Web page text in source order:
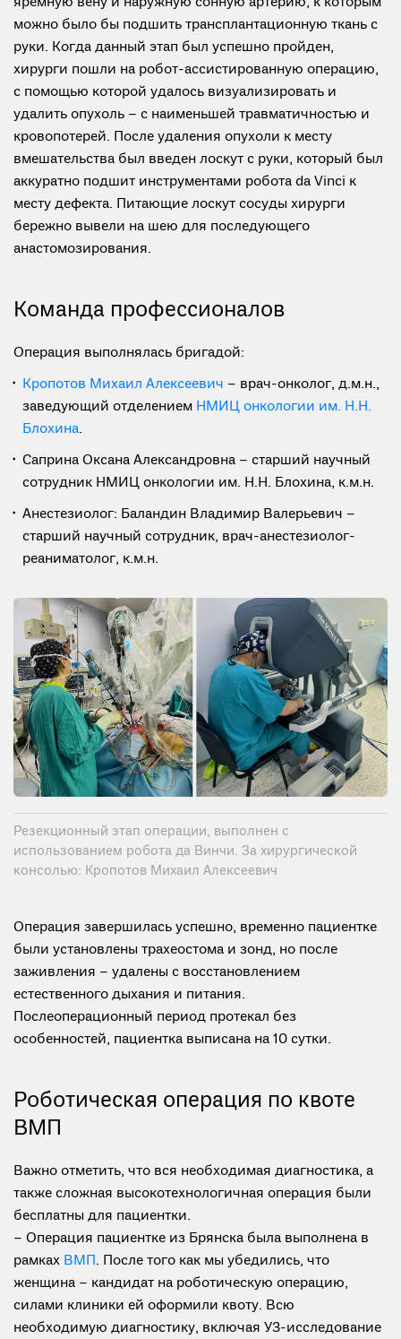
можно было бы подшить трансплантационную ткань с
руки. Когда данный этап был успешно пройден,
хирурги пошли на робот-ассистированную операцию,
с помощью которой удалось визуализировать и
удалить опухоль – с наименьшей травматичностью и
кровопотерей. После удаления опухоли к месту
вмешательства был введен лоскут с руки, который был
аккуратно подшит инструментами робота da Vinci к
месту дефекта. Питающие лоскут сосуды хирурги
бережно вывели на шею для последующего
анастомозирования.
Команда профессионалов
Операция выполнялась бригадой:
Кропотов Михаил Алексеевич – врач-онколог, д.м.н.,
заведующий отделением НМИЦ онкологии им. Н.Н.
Блохина.
Саприна Оксана Александровна – старший научный
сотрудник НМИЦ онкологии им. Н.Н. Блохина, к.м.н.
Анестезиолог: Баландин Владимир Валерьевич –
старший научный сотрудник, врач-анестезиолог-
реаниматолог, к.м.н.
Резекционный этап операции, выполнен с
использованием робота да Винчи. За хирургической
консолью: Кропотов Михаил Алексеевич
Операция завершилась успешно, временно пациентке
были установлены трахеостома и зонд, но после
заживления – удалены с восстановлением
естественного дыхания и питания.
Послеоперационный период протекал без
особенностей, пациентка выписана на 10 сутки.
Роботическая операция по квоте
ВМП
Важно отметить, что вся необходимая диагностика, а
также сложная высокотехнологичная операция были
бесплатны для пациентки.
– Операция пациентке из Брянска была выполнена в
рамках ВМП. После того как мы убедились, что
женщина – кандидат на роботическую операцию,
силами клиники ей оформили квоту. Всю
необходимую диагностику, включая УЗ-исследование